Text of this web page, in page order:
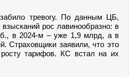
тревогу. По данным ЦБ,
рос лавинообразно: в
в 2024-м – уже 1,9 млрд, а в
Страховщики заявили, что это
тарифов. КС встал на их